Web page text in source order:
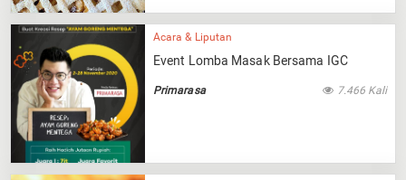
Acara & Liputan
Event Lomba Masak Bersama IGC
Primarasa 7.466 Kali